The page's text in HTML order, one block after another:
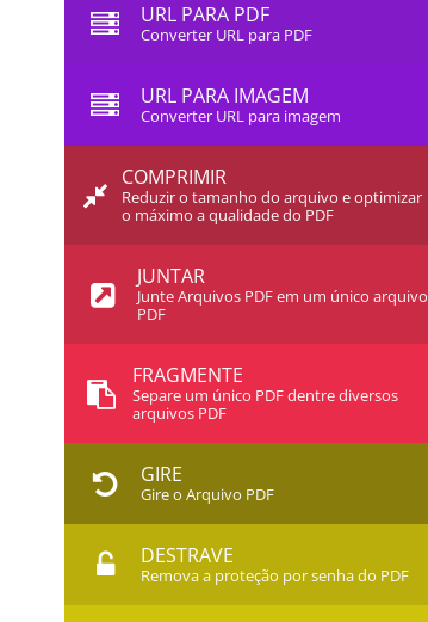
URL PARA PDF
Converter URL para PDF
URL PARA IMAGEM
Converter URL para imagem
COMPRIMIR
Reduzir o tamanho do arquivo e optimizar
o máximo a qualidade do PDF
JUNTAR
Junte Arquivos PDF em um único arquivo
PDF
FRAGMENTE
Separe um único PDF dentre diversos
arquivos PDF
GIRE
Gire o Arquivo PDF
DESTRAVE
Remova a proteção por senha do PDF